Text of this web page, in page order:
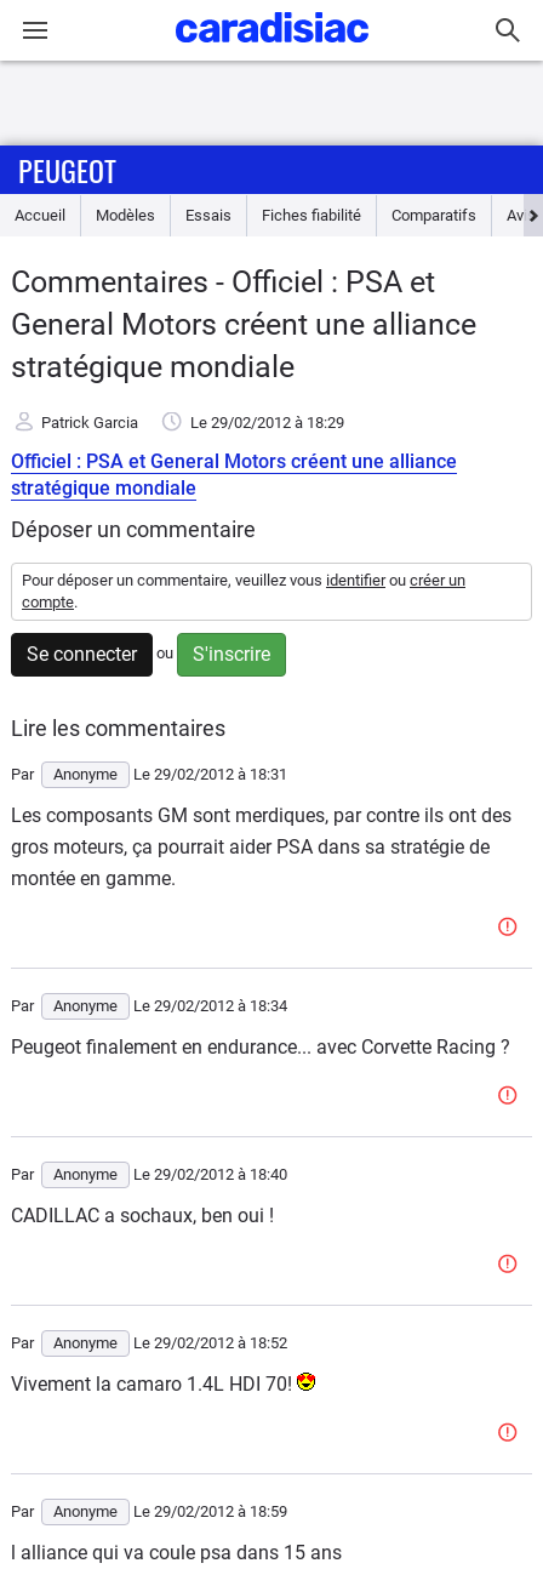
Accueil
Essais
Guide
d'achat
Electriques
Flottes
Auto
Services
Forum
Moto
Marques
PEUGEOT
Accueil Modèles Essais Fiches fiabilité Comparatifs Avis
Commentaires - Officiel : PSA et
General Motors créent une alliance
stratégique mondiale
Patrick Garcia Le 29/02/2012 à 18:29
Officiel : PSA et General Motors créent une alliance
stratégique mondiale
Déposer un commentaire
Pour déposer un commentaire, veuillez vous identifierou créer un
compte.
Se connecter ou S'inscrire
Lire les commentaires
Par Anonyme Le 29/02/2012 à 18:31
Les composants GM sont merdiques, par contre ils ont des
gros moteurs, ça pourrait aider PSA dans sa stratégie de
montée en gamme.
Par Anonyme Le 29/02/2012 à 18:34
Peugeot finalement en endurance... avec Corvette Racing ?
Par Anonyme Le 29/02/2012 à 18:40
CADILLAC a sochaux, ben oui !
Par Anonyme Le 29/02/2012 à 18:52
Vivement la camaro 1.4L HDI 70!
Par Anonyme Le 29/02/2012 à 18:59
l alliance qui va coule psa dans 15 ans